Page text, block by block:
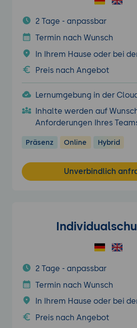
2 Tage - anpassbar
Termin nach Wunsch
In Ihrem Hause oder bei
Preis nach Angebot
Lernumgebung in der
Inhalte werden auf
Anforderungen Ihres
Präsenz Online Hybrid
Unverbindlich
2 Tage - anpassbar
Termin nach Wunsch
In Ihrem Hause oder bei
Preis nach Angebot